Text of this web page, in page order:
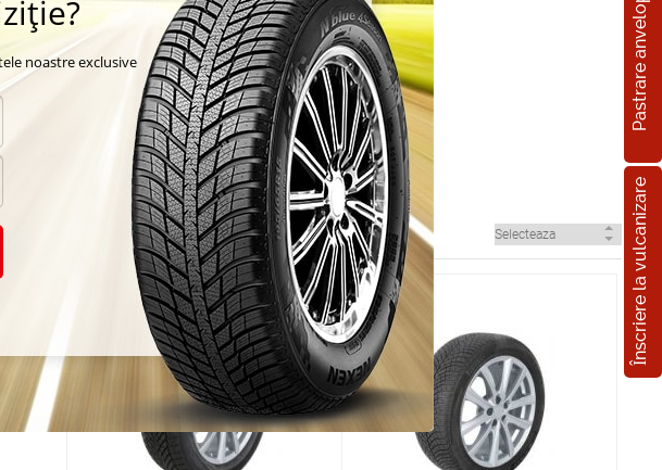
Pastrare anvelope
Înscriere la vulcanizare
in
noastre exclusive